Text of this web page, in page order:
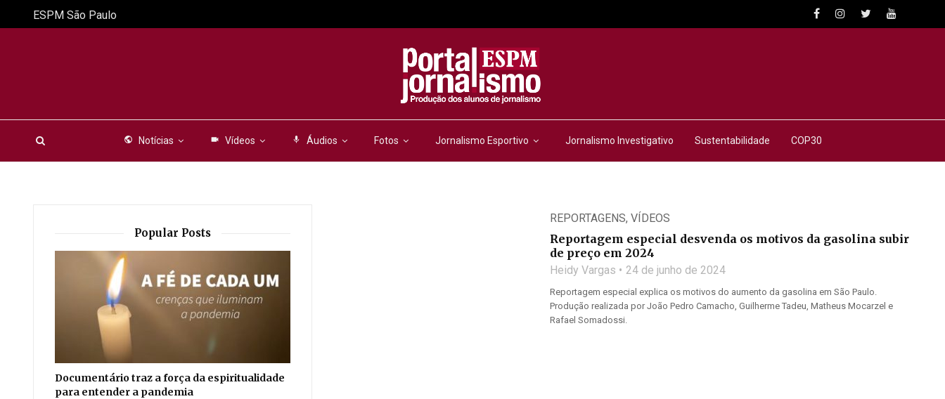
public Notícias videocam Vídeos mic Áudios Fotos Jornalismo Esportivo Jornalismo Investigativo Sustentabilidade COP30
ESPM São Paulo
REPORTAGENS, VÍDEOS
Reportagem especial desvenda os motivos da gasolina subir
de preço em 2024
Heidy Vargas 24 de junho de 2024
Reportagem especial explica os motivos do aumento da gasolina em São Paulo.
Produção realizada por João Pedro Camacho, Guilherme Tadeu, Matheus Mocarzel e
Rafael Somadossi.
Popular Posts
Documentário traz a força da espiritualidade
para entender a pandemia